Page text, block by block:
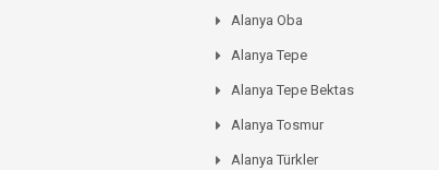
Alanya Oba
Alanya Tepe
Alanya Tepe Bektas
Alanya Tosmur
Alanya Türkler